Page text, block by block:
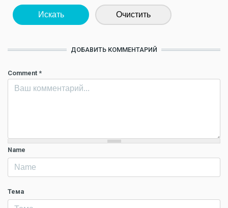
Искать Очистить
ДОБАВИТЬ КОММЕНТАРИЙ
Comment *
Name
Тема